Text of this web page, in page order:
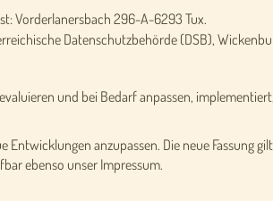
Vorderlanersbach 296-A-6293 Tux.
Datenschutzbehörde (DSB),
und bei Bedarf anpassen,
anzupassen. Die neue Fassung
ebenso unser Impressum.